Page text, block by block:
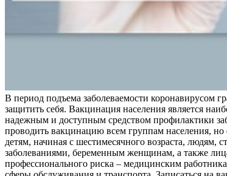
В период подъема заболеваемости коронавирусом
защитить себя. Вакцинация населения является
надежным и доступным средством профилактики
проводить вакцинацию всем группам населения, но
детям, начиная с шестимесячного возраста, людям,
заболеваниями, беременным женщинам, а также
профессионального риска – медицинским